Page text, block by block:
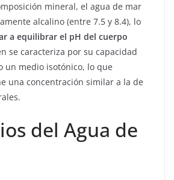
mineral, el agua de mar
alcalino (entre 7.5 y 8.4), lo
a equilibrar el pH del cuerpo
se caracteriza por su capacidad
un medio isotónico, lo que
una concentración similar a la de
del Agua de